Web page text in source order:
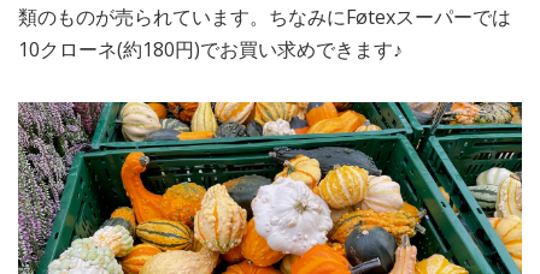
類のものが売られています。ちなみにFøtexスーパーでは
10クローネ(約180円)でお買い求めできます♪